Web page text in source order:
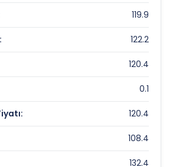
Değeri (PD/DD):
1.9
Rekorlar ve Önemli
Yüksek Fiyat:
122.2 TL
200 TL
110 TL
119.9
122.2
120.4
0.1
120.4
108.4
132.4